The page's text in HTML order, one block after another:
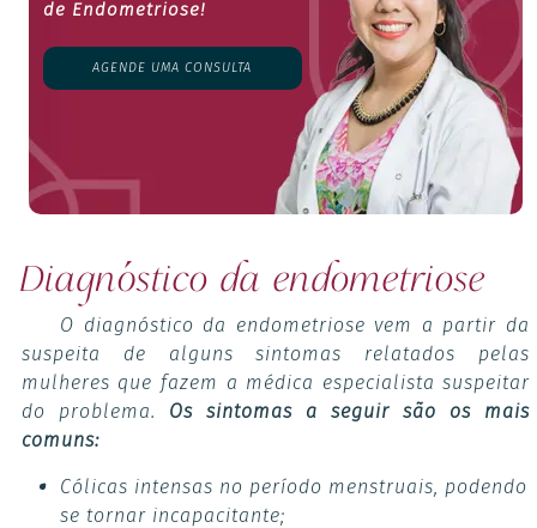
de Endometriose!
AGENDE UMA CONSULTA
Diagnóstico da endometriose
O diagnóstico da endometriose vem a partir da
suspeita de alguns sintomas relatados pelas
mulheres que fazem a médica especialista suspeitar
do problema. Os sintomas a seguir são os mais
comuns:
Cólicas intensas no período menstruais, podendo
se tornar incapacitante;